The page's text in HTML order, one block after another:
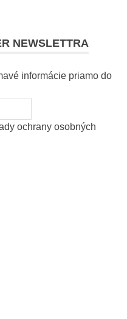
NEWSLETTRA
informácie priamo do
ochrany osobných